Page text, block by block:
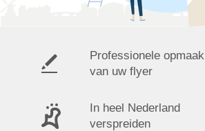
Professionele opmaak
van uw flyer
In heel Nederland
verspreiden